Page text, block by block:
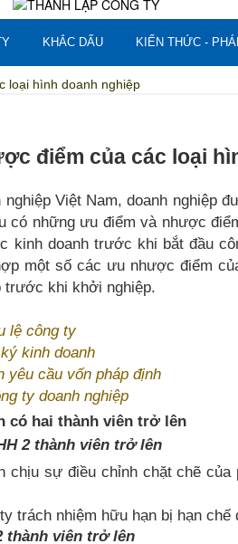
KHẮC DẤU KIẾN THỨC -
loại hình doanh nghiệp
điểm của các loại
Việt Nam, doanh nghiệp
có những ưu điểm và nhược
kinh doanh trước khi bắt đầu
một số các ưu nhược điểm
trước khi khởi nghiệp.
lệ công ty
kinh doanh
yêu cầu vốn pháp định
ty doanh nghiệp
có hai thành viên trở lên
2 thành viên trở lên
chịu sự điều chỉnh chặt chẽ
trách nhiệm hữu hạn bị hạn
thành viên trở lên